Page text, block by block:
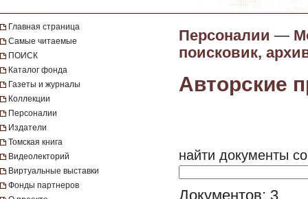
Главная страница
Самые читаемые
ПОИСК
Каталог фонда
Газеты и журналы
Коллекции
Персоналии
Издатели
Томская книга
Видеолекторий
Виртуальные выставки
Фонды партнеров
Персоналии —
поисковик,
Авторские
найти документы
Документов: 3